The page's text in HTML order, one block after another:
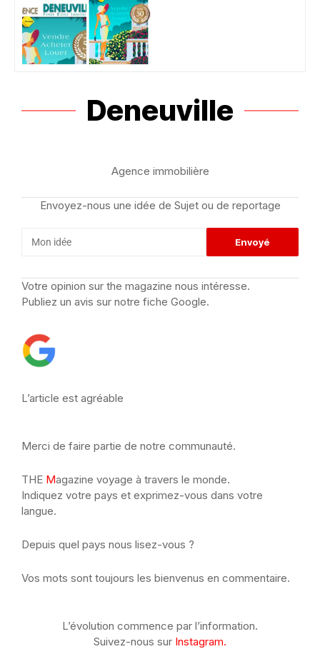
Deneuville
Agence immobilière
Envoyez-nous une idée de Sujet ou de reportage
Votre opinion sur the magazine nous intéresse.
Publiez un avis sur notre fiche Google.
L’article est agréable
Merci de faire partie de notre communauté.
THE Magazine voyage à travers le monde.
Indiquez votre pays et exprimez-vous dans votre
langue.
Depuis quel pays nous lisez-vous ?
Vos mots sont toujours les bienvenus en commentaire.
L’évolution commence par l’information.
Suivez-nous sur Instagram.